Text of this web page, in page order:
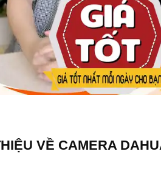
VỀ CAMERA